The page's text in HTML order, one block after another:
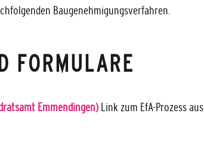
Baugenehmigungsverfahren.
FORMULARE
Emmendingen) Link zum EfA-Prozess aus